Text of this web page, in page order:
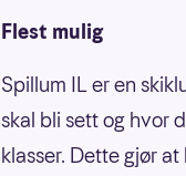
Flest mulig
Spillum IL er en
skal bli sett og hvor
klasser. Dette gjør